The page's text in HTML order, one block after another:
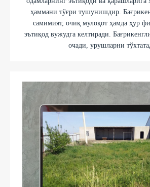
ҳаммани тўғри тушунишдир.
самимият, очиқ мулоқот ҳамда ҳур
эътиқод вужудга келтиради.
очади, урушларни